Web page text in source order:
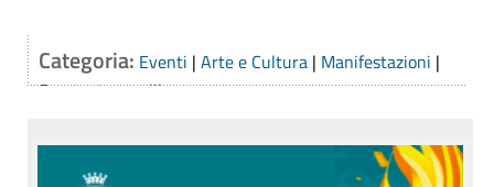
Categoria: Eventi | Arte e Cultura | Manifestazioni |
Sport e tempo libero